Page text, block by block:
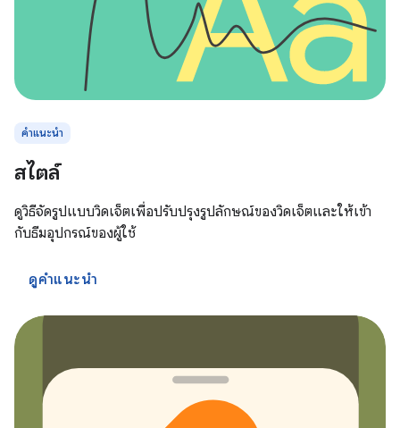
คำแนะนำ
สไตล์
ดูวิธีจัดรูปแบบวิดเจ็ตเพื่อปรับปรุงรูปลักษณ์ของวิดเจ็ตและให้เข้า
กับธีมอุปกรณ์ของผู้ใช้
ดูคำแนะนำ